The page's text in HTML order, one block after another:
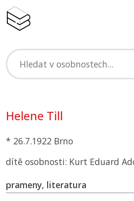
Helene Till
* 26.7.1922 Brno
dítě osobnosti: Kurt Eduard
prameny, literatura